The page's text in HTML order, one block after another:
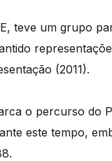
teve um grupo
(2011).
o percurso do
este tempo,